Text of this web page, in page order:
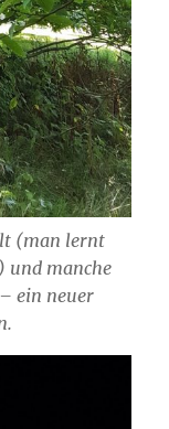
(man lernt
und manche
ein neuer